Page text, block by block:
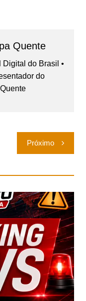
Quente
Digital do Brasil •
do
Próximo